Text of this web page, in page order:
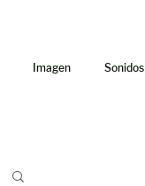
Imagen Sonidos